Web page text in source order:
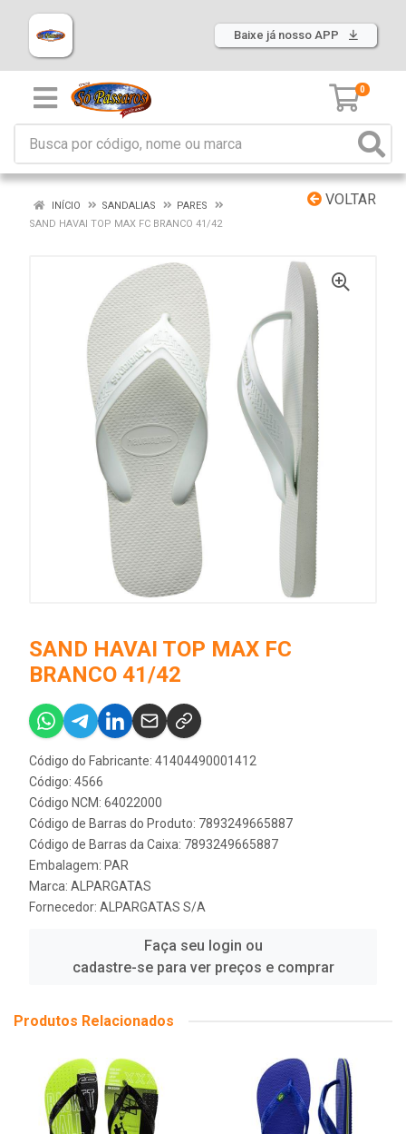
Baixe já nosso APP
0
VOLTAR
INÍCIO SANDALIAS
PARES
SAND HAVAI TOP MAX FC BRANCO 41/42
SAND HAVAI TOP MAX FC
BRANCO 41/42
Código do Fabricante: 41404490001412
Código: 4566
Código NCM: 64022000
Código de Barras do Produto: 7893249665887
Código de Barras da Caixa: 7893249665887
Embalagem: PAR
Marca: ALPARGATAS
Fornecedor: ALPARGATAS S/A
Faça seu login ou
cadastre-se para ver preços e comprar
Produtos Relacionados